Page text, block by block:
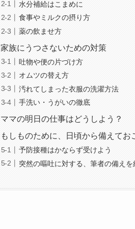
水分補給はこまめに
食事やミルクの摂り方
薬の飲ませ方
家族にうつさないための対策
吐物や便の片づけ方
オムツの替え方
汚れてしまった衣服の洗濯方法
手洗い・うがいの徹底
ママの明日の仕事はどうしよう？
もしものために、日頃から備えてお
予防接種はかならず受けよう
突然の嘔吐に対する、筆者の備えを